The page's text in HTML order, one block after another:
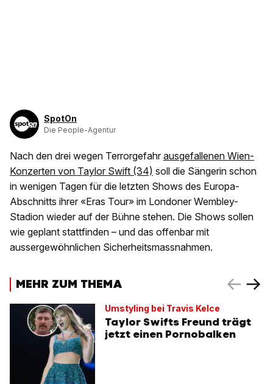
SpotOn
Die People-Agentur
Nach den drei wegen Terrorgefahr ausgefallenen Wien-
Konzerten von Taylor Swift (34) soll die Sängerin schon
in wenigen Tagen für die letzten Shows des Europa-
Abschnitts ihrer «Eras Tour» im Londoner Wembley-
Stadion wieder auf der Bühne stehen. Die Shows sollen
wie geplant stattfinden – und das offenbar mit
aussergewöhnlichen Sicherheitsmassnahmen.
MEHR ZUM THEMA
Umstyling bei Travis Kelce
Taylor Swifts Freund trägt
jetzt einen Pornobalken